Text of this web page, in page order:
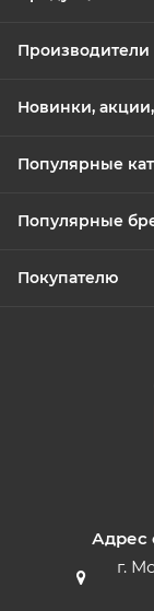
Производители
Новинки,
Популярные
Популярные
Покупателю
Адрес
г.